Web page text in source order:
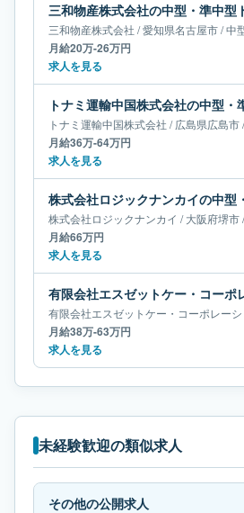
三和物産株式会社 /愛知県名古屋市/中型
月給20万-26万円
求人を見る
トナミ運輸中国株式会社 /広島県広島市
月給36万-64万円
求人を見る
株式会社ロジックナンカイ /大阪府堺市
月給66万円
求人を見る
有限会社エスゼットケー・コーポレー
月給38万-63万円
求人を見る
未経験歓迎の類似求人
その他の公開求人